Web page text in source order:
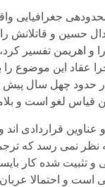
جغرافیایی
حسین و قاتلانش
و اهریمن تفسیر
عقاد این موضوع
در حدود چهل سال
قیاس لغو است و
و عناوین قراردادی
نظر نمی رسد که
و تثبیت شده کار
است و احتمالا